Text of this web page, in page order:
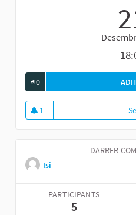
0
1
1 seguidora
DARRER
Isi
PARTICIPANTS
5